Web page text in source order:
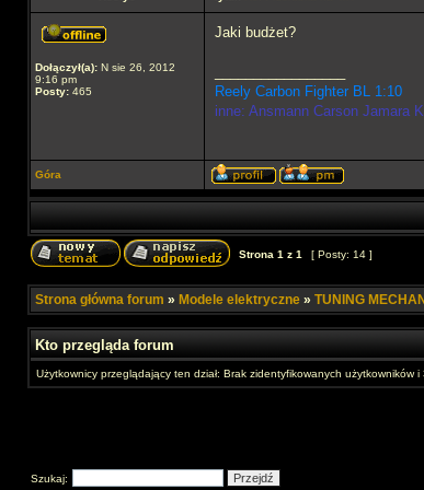
Dołączył(a): N sie 26, 2012
9:16 pm
Posty: 465
Jaki budżet?
Reely Carbon Fighter BL 1:10
inne: Ansmann Carson Jamara
Góra
Strona 1 z 1 [ Posty: 14 ]
Strona główna forum » Modele elektryczne » TUNING
Kto przegląda forum
Użytkownicy przeglądający ten dział: Brak zidentyfikowanych użytkowników i
Szukaj: